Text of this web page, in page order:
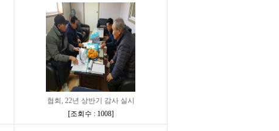
협회, 22년 상반기 감사 실시
[조회수 : 1008]